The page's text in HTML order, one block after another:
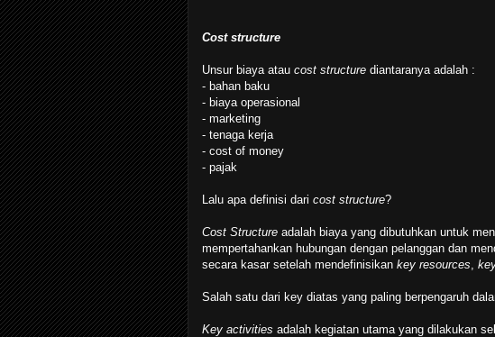
Cost structure
Unsur biaya atau cost structure diantaranya adalah :
- bahan baku
- biaya operasional
- marketing
- tenaga kerja
- cost of money
- pajak
Lalu apa definisi dari cost structure?
Cost Structure adalah biaya yang dibutuhkan untuk
mempertahankan hubungan dengan pelanggan dan
secara kasar setelah mendefinisikan key resources
Salah satu dari key diatas yang paling berpengaruh
Key activities adalah kegiatan utama yang dilakukan